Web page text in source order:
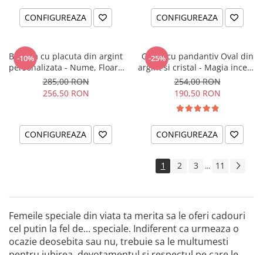
CONFIGUREAZA CONFIGUREAZA
-10%
Bratara cu placuta din argint
personalizata - Nume, Floare
& Cristal
285,00 RON
256,50 RON
CONFIGUREAZA
-25%
Colier cu pandantiv Oval din
argint si cristal - Magia incepe
cu tine
254,00 RON
190,50 RON
CONFIGUREAZA
1 2 3 ... 11
Femeile speciale din viata ta merita sa le oferi cadouri
cel putin la fel de... speciale. Indiferent ca urmeaza o
ocazie deosebita sau nu, trebuie sa le multumesti